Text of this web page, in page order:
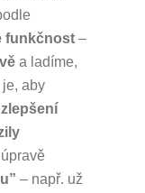
funkčnost –
a ladíme,
aby
– např. už